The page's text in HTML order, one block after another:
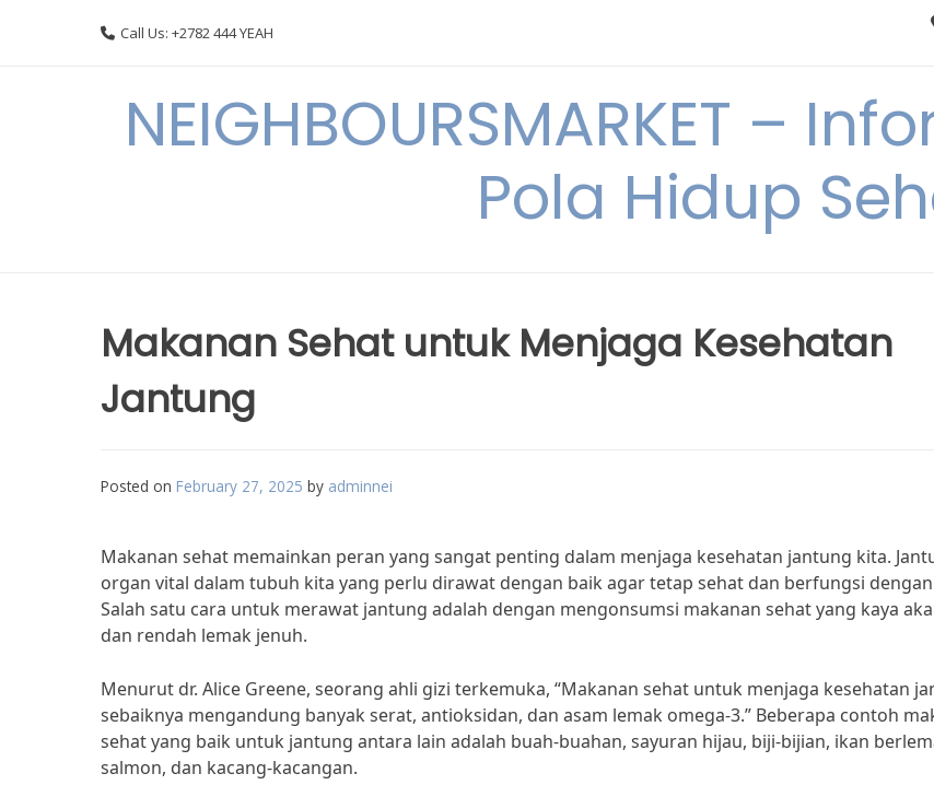
Call Us: +2782 444 YEAH
NEIGHBOURSMARKET –
Pola Hidup
Makanan Sehat untuk Menjaga Kesehatan
Jantung
Posted on February 27, 2025 by adminnei
Makanan sehat memainkan peran yang sangat penting dalam menjaga kesehatan jantung kita.
organ vital dalam tubuh kita yang perlu dirawat dengan baik agar tetap sehat dan berfungsi
Salah satu cara untuk merawat jantung adalah dengan mengonsumsi makanan sehat yang kaya
dan rendah lemak jenuh.
Menurut dr. Alice Greene, seorang ahli gizi terkemuka, “Makanan sehat untuk menjaga kesehatan
sebaiknya mengandung banyak serat, antioksidan, dan asam lemak omega-3.” Beberapa contoh
sehat yang baik untuk jantung antara lain adalah buah-buahan, sayuran hijau, biji-bijian, ikan
salmon, dan kacang-kacangan.